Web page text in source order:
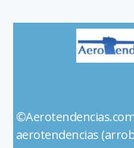
aerotendencias